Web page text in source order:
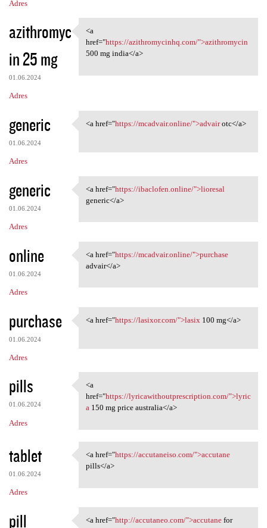
Adres
azithromyc
in 25 mg
01.06.2024
Adres
<a href="https:/
<a
href="https://azithromycinhq.com/">azithromycin
500 mg india</a>
generic
01.06.2024
Adres
<a href="https://mcadvair
<a href="https://mcadvair.online/">advairotc</a>
generic
01.06.2024
Adres
<a href="https://ibaclofen
<a href="https://ibaclofen.online/">lioresal
generic</a>
online
01.06.2024
Adres
<a href="https://mcadvair
<a href="https://mcadvair.online/">purchase
advair</a>
purchase
01.06.2024
Adres
<a href="https://lasixor.com/
<a href="https://lasixor.com/">lasix 100 mg</a>
pills
01.06.2024
Adres
<a href="https:/
<a
href="https://lyricawithoutprescription.com/">lyric
a150 mg price australia</a>
tablet
01.06.2024
Adres
<a href="https://accutaneiso
<a href="https://accutaneiso.com/">accutane
pills</a>
pill <a href="http://accutaneo.com/">accutanefor